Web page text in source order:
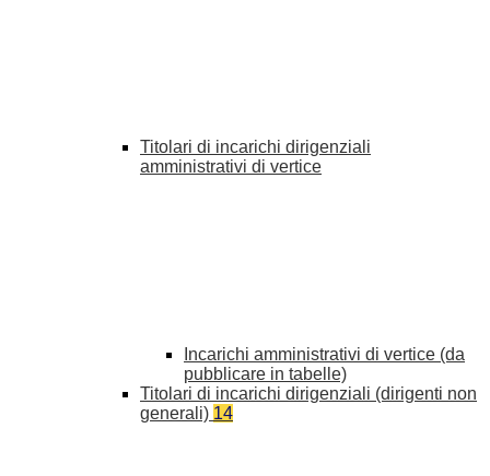
Titolari di incarichi dirigenziali
amministrativi di vertice
Incarichi amministrativi di vertice (da
pubblicare in tabelle)
Titolari di incarichi dirigenziali (dirigenti non
generali) 14